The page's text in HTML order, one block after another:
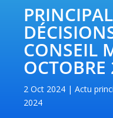
CONSEIL
2 Oct 2024 Actu
2024